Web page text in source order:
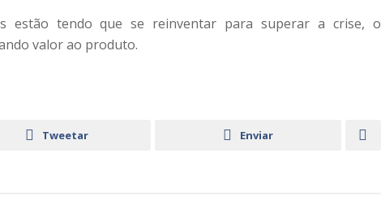
estão tendo que se reinventar para superar a crise, o
valor ao produto.
Tweetar Enviar